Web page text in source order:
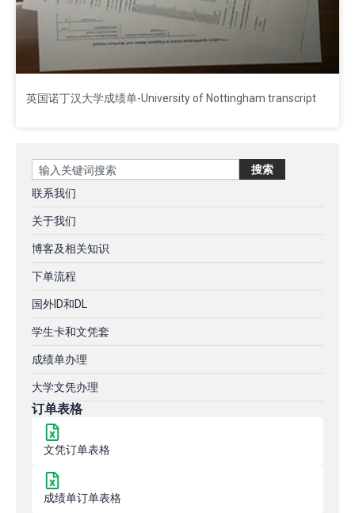
英国诺丁汉大学成绩单-University of Nottingham transcript
Search 搜索
联系我们
关于我们
博客及相关知识
下单流程
国外ID和DL
学生卡和文凭套
成绩单办理
大学文凭办理
订单表格
文凭订单表格
成绩单订单表格